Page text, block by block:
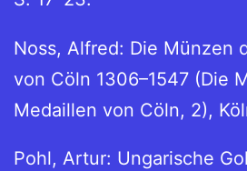
Noss, Alfred: Die Münzen
von Cöln 1306–1547 (Die
Medaillen von Cöln, 2),
Pohl, Artur: Ungarische